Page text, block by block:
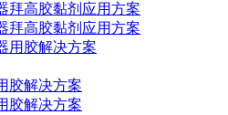
拜高胶黏剂应用方案
拜高胶黏剂应用方案
用胶解决方案
胶解决方案
胶解决方案